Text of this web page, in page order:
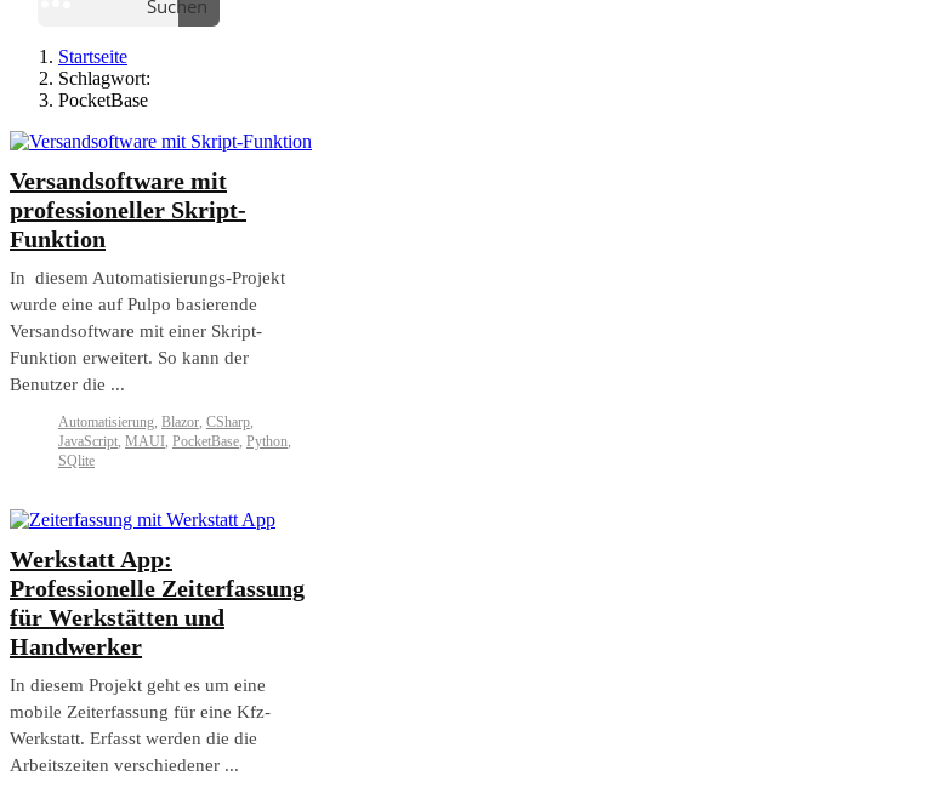
Suchen
Startseite
Schlagwort:
PocketBase
Versandsoftware mit
professioneller Skript-
Funktion
In diesem Automatisierungs-Projekt
wurde eine auf Pulpo basierende
Versandsoftware mit einer Skript-
Funktion erweitert. So kann der
Benutzer die ...
Automatisierung, Blazor, CSharp,
JavaScript, MAUI, PocketBase, Python,
SQlite
Werkstatt App:
Professionelle Zeiterfassung
für Werkstätten und
Handwerker
In diesem Projekt geht es um eine
mobile Zeiterfassung für eine Kfz-
Werkstatt. Erfasst werden die die
Arbeitszeiten verschiedener ...